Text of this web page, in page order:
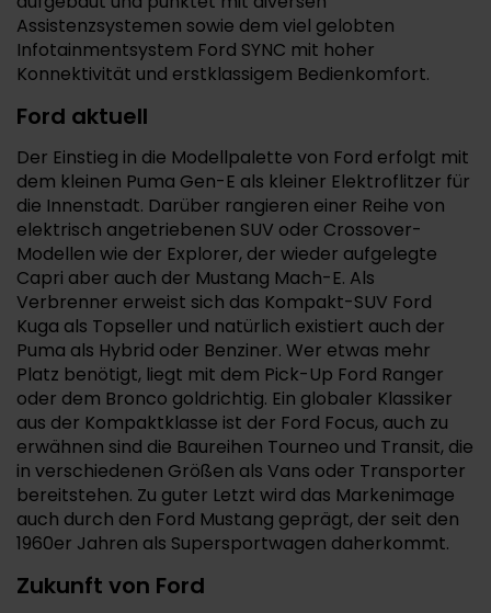
Assistenzsystemen sowie dem viel gelobten
Infotainmentsystem Ford SYNC mit hoher
Konnektivität und erstklassigem Bedienkomfort.
Ford aktuell
Der Einstieg in die Modellpalette von Ford erfolgt mit
dem kleinen Puma Gen-E als kleiner Elektroflitzer für
die Innenstadt. Darüber rangieren einer Reihe von
elektrisch angetriebenen SUV oder Crossover-
Modellen wie der Explorer, der wieder aufgelegte
Capri aber auch der Mustang Mach-E. Als
Verbrenner erweist sich das Kompakt-SUV Ford
Kuga als Topseller und natürlich existiert auch der
Puma als Hybrid oder Benziner. Wer etwas mehr
Platz benötigt, liegt mit dem Pick-Up Ford Ranger
oder dem Bronco goldrichtig. Ein globaler Klassiker
aus der Kompaktklasse ist der Ford Focus, auch zu
erwähnen sind die Baureihen Tourneo und Transit, die
in verschiedenen Größen als Vans oder Transporter
bereitstehen. Zu guter Letzt wird das Markenimage
auch durch den Ford Mustang geprägt, der seit den
1960er Jahren als Supersportwagen daherkommt.
Zukunft von Ford